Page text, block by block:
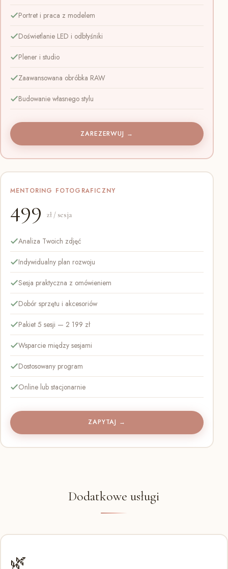
Portret i praca z modelem
Doświetlanie LED i odbłyśniki
Plener i studio
Zaawansowana obróbka RAW
Budowanie własnego stylu
ZAREZERWUJ →
MENTORING FOTOGRAFICZNY
499 zł / sesja
Analiza Twoich zdjęć
Indywidualny plan rozwoju
Sesja praktyczna z omówieniem
Dobór sprzętu i akcesoriów
Pakiet 5 sesji — 2 199 zł
Wsparcie między sesjami
Dostosowany program
Online lub stacjonarnie
ZAPYTAJ →
Dodatkowe usługi
🌿